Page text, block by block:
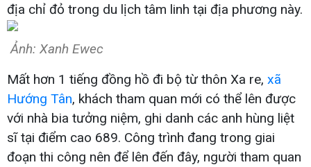
địa chỉ đỏ trong du lịch tâm linh tại địa phương này.
Ảnh: Xanh Ewec
Mất hơn 1 tiếng đồng hồ đi bộ từ thôn Xa re, xã
Hướng Tân, khách tham quan mới có thể lên được
với nhà bia tưởng niệm, ghi danh các anh hùng liệt
sĩ tại điểm cao 689. Công trình đang trong giai
đoạn thi công nên để lên đến đây, người tham quan